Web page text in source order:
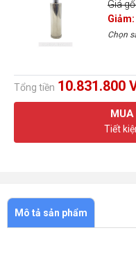
Giá
Giảm:
Chọn
Tổng tiền 10.831.800
MUA
Tiết
Mô tả sản phẩm